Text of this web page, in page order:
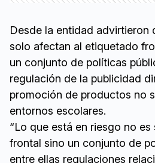
Desde la entidad advirtieron
solo afectan al etiquetado
un conjunto de políticas
regulación de la publicidad
promoción de productos no
entornos escolares.
“Lo que está en riesgo no
frontal sino un conjunto de
entre ellas regulaciones